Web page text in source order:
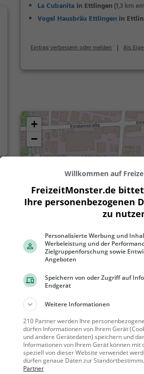
La Cubanita in Ettlingen (1,3 km
Vogel Hausbräu Ettlingen in
Eintrag verbessern oder melden | Als
+
−
300 m
1000 ft
Gaststätten in der
Gaststätte
Restaurant in
Ettlingen
Willkommen auf
FreizeitMonster.de
Ihre personenbezogenen
zu
Personalisierte Werbung und
Werbeleistung und der
Zielgruppenforschung sowie
Angeboten
Speichern von oder Zugriff auf
Endgerät
Weitere Informationen
210 Partner werden Ihre
dürfen Informationen von Ihrem Gerät
und andere Gerätedaten) speichern und
Informationen von Ihrem Gerät können mit
speziell von dieser Website verwendet
dürfen genaue Daten zur
Partner